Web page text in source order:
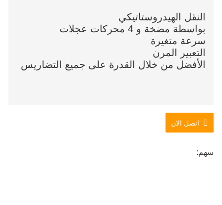
النقل الهيدروستاتيكي
بواسطة مضخة و 4 محركات عجلات
سرعة متغيرة
التعبير المرن
الأفضل من خلال القدرة على جميع التضاريس
اتصل الان
سهم: